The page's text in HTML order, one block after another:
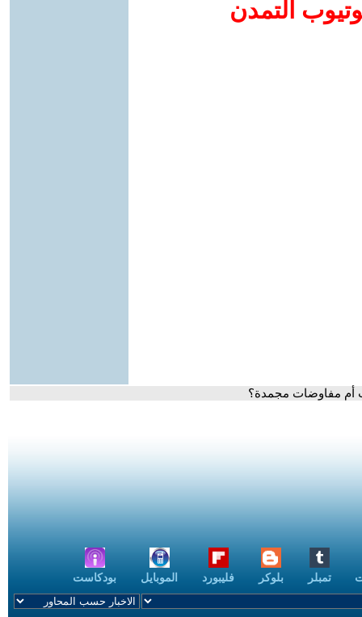
التمدن
أم مفاوضات مجمدة؟
تمبلر بلوكر فليبورد الموبايل بودكاست